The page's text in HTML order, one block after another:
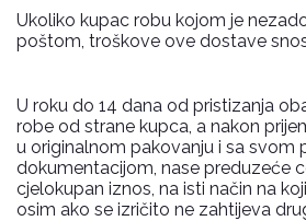
Ukoliko kupac robu kojom je
poštom, troškove ove dostave
U roku do 14 dana od pristizanja
robe od strane kupca, a nakon
u originalnom pakovanju i sa svom
dokumentacijom, nase preduzeće
cjelokupan iznos, na isti način na
osim ako se izričito ne zahtijeva